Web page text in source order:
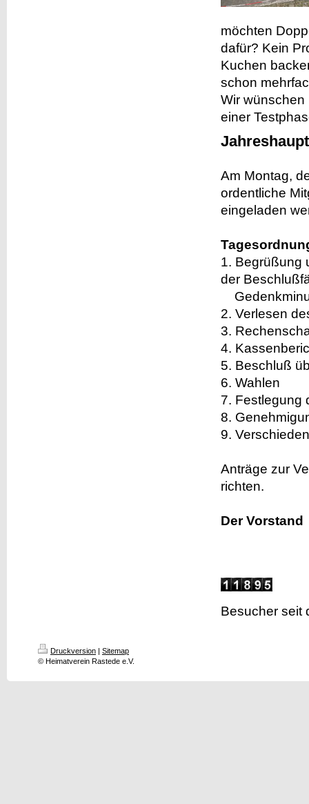
möchten
dafür? Kein
Kuchen
schon
Wir
einer
Am Montag,
ordentliche
eingeladen
1. Begrüßung
der
2. Verlesen
3.
4.
5. Beschluß
6. Wahlen
7. Festlegung
8.
9.
Anträge zur
richten.
Der Vorstand
Besucher seit
Druckversion | Sitemap
© Heimatverein Rastede e.V.